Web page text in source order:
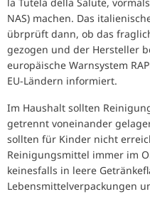
NAS) machen. Das
übrprüft dann, ob das
gezogen und der Hersteller
europäische Warnsystem
EU-Ländern informiert.
Im Haushalt sollten
getrennt voneinander
sollten für Kinder nicht
Reinigungsmittel immer im
keinesfalls in leere
Lebensmittelverpackungen